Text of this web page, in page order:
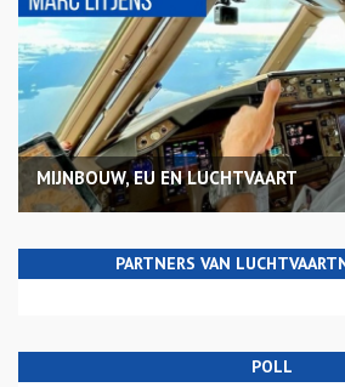
MIJNBOUW, EU EN LUCHTVAART
PARTNERS VAN
POLL